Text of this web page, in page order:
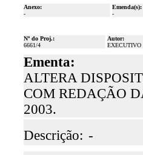
Anexo:
-
Emenda(s):
-
Nº do Proj.:
6661/4
Autor:
EXECUTIVO
Ementa:
ALTERA
COM REDAÇÃO
2003.
Descrição: -